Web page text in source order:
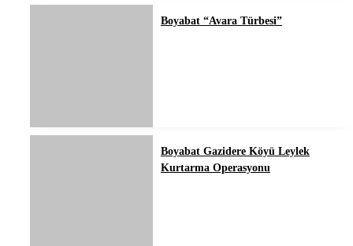
Boyabat “Avara Türbesi”
Boyabat Gazidere Köyü Leylek
Kurtarma Operasyonu